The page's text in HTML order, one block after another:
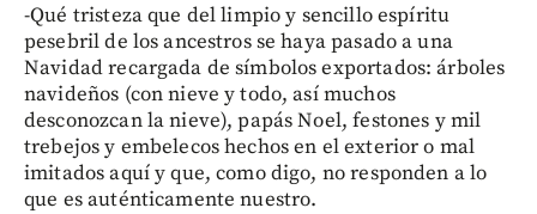
-Qué tristeza que del limpio y sencillo espíritu
pesebril de los ancestros se haya pasado a una
Navidad recargada de símbolos exportados: árboles
navideños (con nieve y todo, así muchos
desconozcan la nieve), papás Noel, festones y mil
trebejos y embelecos hechos en el exterior o mal
imitados aquí y que, como digo, no responden a lo
que es auténticamente nuestro.